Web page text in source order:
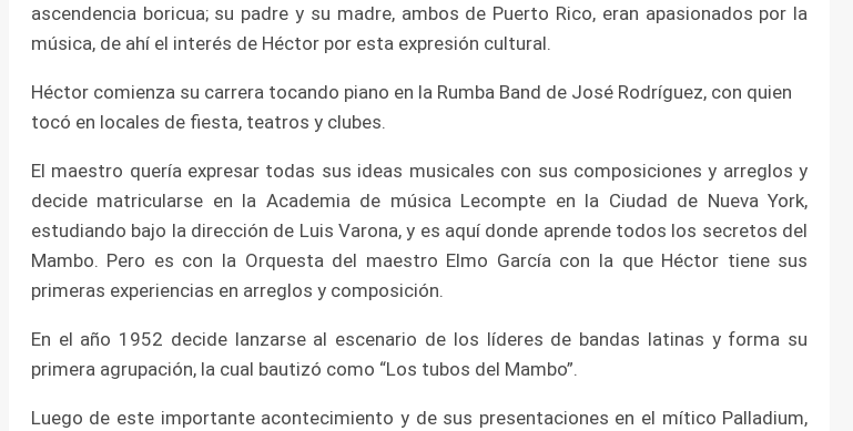
ascendencia boricua; su padre y su madre, ambos de Puerto Rico, eran apasionados por la
música, de ahí el interés de Héctor por esta expresión cultural.
Héctor comienza su carrera tocando piano en la Rumba Band de José Rodríguez, con quien
tocó en locales de fiesta, teatros y clubes.
El maestro quería expresar todas sus ideas musicales con sus composiciones y arreglos y
decide matricularse en la Academia de música Lecompte en la Ciudad de Nueva York,
estudiando bajo la dirección de Luis Varona, y es aquí donde aprende todos los secretos del
Mambo. Pero es con la Orquesta del maestro Elmo García con la que Héctor tiene sus
primeras experiencias en arreglos y composición.
En el año 1952 decide lanzarse al escenario de los líderes de bandas latinas y forma su
primera agrupación, la cual bautizó como “Los tubos del Mambo”.
Luego de este importante acontecimiento y de sus presentaciones en el mítico Palladium,